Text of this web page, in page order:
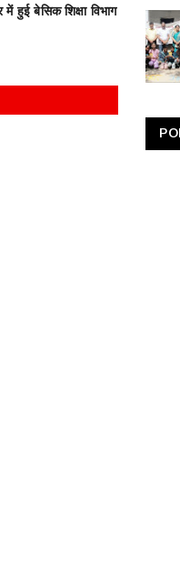
हुई बेसिक शिक्षा विभाग